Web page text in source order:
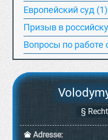
Европейский суд (1)
Призыв в
Вопросы по работе
§
Adresse: